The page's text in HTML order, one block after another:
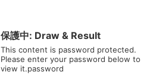
保護中: Draw & Result
This content is password protected.
Please enter your password below to
view it.password